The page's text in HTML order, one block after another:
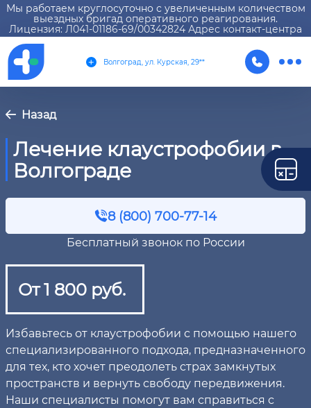
Мы работаем круглосуточно с увеличенным количеством
выездных бригад оперативного реагирования.
Лицензия: Л041-01186-69/00342824 Адрес контакт-центра
Волгоград, ул. Курская, 29**
Назад
Лечение клаустрофобии в
Волгограде
8 (800) 700-77-14
Бесплатный звонок по России
От 1 800 руб.
Избавьтесь от клаустрофобии с помощью нашего
специализированного подхода, предназначенного
для тех, кто хочет преодолеть страх замкнутых
пространств и вернуть свободу передвижения.
Наши специалисты помогут вам справиться с